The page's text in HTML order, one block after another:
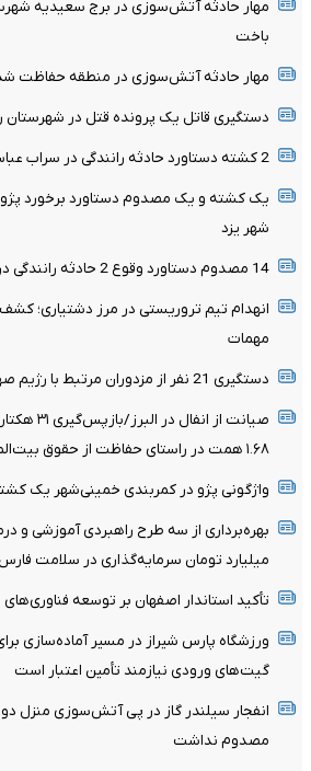
مهار حادثه آتش‌سوزی در برج سعیدیه
باخت
مهار حادثه آتش‌سوزی در منطقه حفاظت
دستگیری قاتل یک پرونده قتل در شهرستان
2 کشته دستاورد حادثه رانندگی در سراب عباس‌آباد شهرستان شازند
یک کشته و یک مصدوم دستاورد برخورد
شهر یزد
14 مصدوم دستاورد وقوع 2 حادثه رانندگی در محدوده پل سریز
انهدام تیم تروریستی در مرز دشتیاری؛
مهمات
دستگیری 21 نفر از مزدوران مرتبط با رژیم صهیونیستی در استان کرمان
صیانت از
۱.۶۸ همت در راستای حفاظت از حقوق بیت‌المال
واژگونی پژو در کمربندی خمینی‌شهر یک
میلیارد تومان سرمایه‌گذاری در سلامت
تأکید استاندار اصفهان بر توسعه
ورزشگاه پارس شیراز در مسیر آماده‌سازی
گیت‌های ورودی نیازمند تأمین اعتبار است
انفجار سیلندر گاز در پی آتش‌سوزی منزل
مصدوم نداشت